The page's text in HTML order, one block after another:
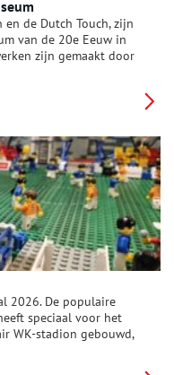
en de Dutch Touch, zijn
van de 20e Eeuw in
zijn gemaakt door
Masterpiece Gallery
2026 in Hoorn te zien
2026. De populaire
speciaal voor het
WK-stadion gebouwd,